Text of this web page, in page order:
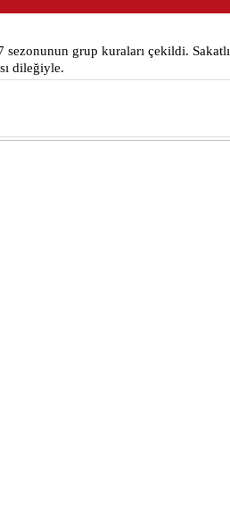
grup kuraları çekildi.
dileğiyle.